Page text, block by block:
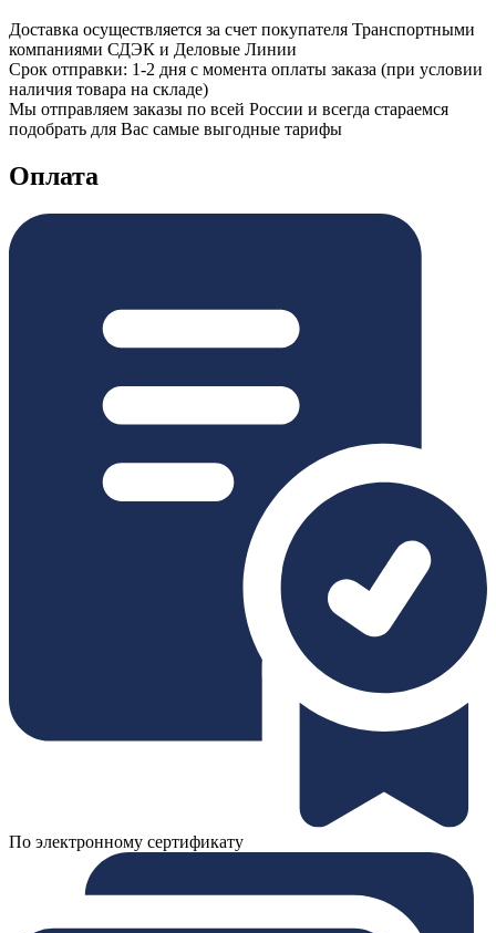
Доставка осуществляется за счет покупателя Транспортными
компаниями СДЭК и Деловые Линии
Срок отправки: 1-2 дня с момента оплаты заказа (при условии
наличия товара на складе)
Мы отправляем заказы по всей России и всегда стараемся
подобрать для Вас самые выгодные тарифы
Оплата
По электронному сертификату